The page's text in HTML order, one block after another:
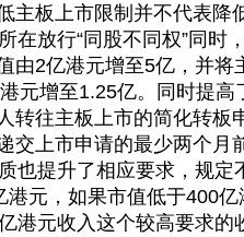
主板上市限制并不代表降
放行“同股不同权”同时
由2亿港元增至5亿，并将
元增至1.25亿。同时提高
转往主板上市的简化转板
交上市申请的最少两个月
也提升了相应要求，规定
元，如果市值低于400
港元收入这个较高要求的